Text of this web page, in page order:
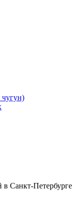
в Санкт-Петербурге